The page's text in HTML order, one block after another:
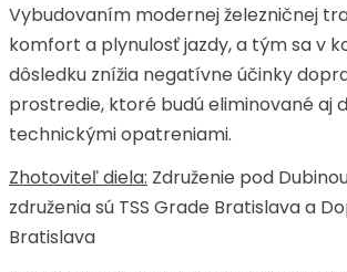
Vybudovaním modernej železničnej
komfort a plynulosť jazdy, a tým sa v
dôsledku znížia negatívne účinky
prostredie, ktoré budú eliminované aj
technickými opatreniami.
Zhotoviteľ diela: Združenie pod
združenia sú TSS Grade Bratislava a
Bratislava